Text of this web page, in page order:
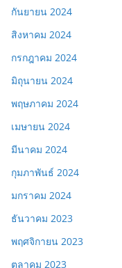
กันยายน 2024
สิงหาคม 2024
กรกฎาคม 2024
มิถุนายน 2024
พฤษภาคม 2024
เมษายน 2024
มีนาคม 2024
กุมภาพันธ์ 2024
มกราคม 2024
ธันวาคม 2023
พฤศจิกายน 2023
ตุลาคม 2023